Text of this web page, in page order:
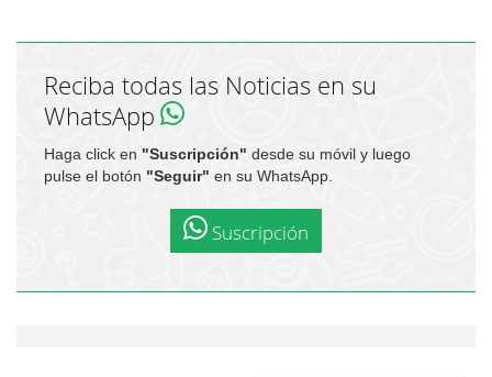
Reciba todas las Noticias en su
WhatsApp
Haga click en "Suscripción" desde su móvil y luego
pulse el botón "Seguir" en su WhatsApp.
Suscripción